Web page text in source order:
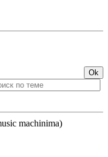
machinima)